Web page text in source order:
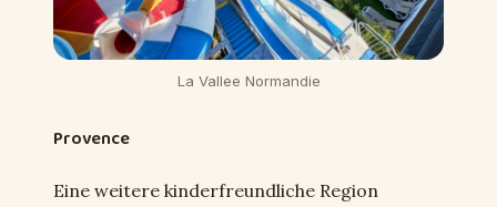
La Vallee Normandie
Provence
Eine weitere kinderfreundliche Region